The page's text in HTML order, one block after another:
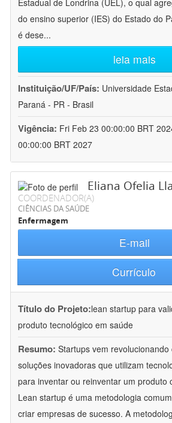
Estadual de Londrina (UEL), o qual
do ensino superior (IES) do Estado do
é dese...
leia mais
Instituição/UF/País: Universidade
Paraná - PR - Brasil
Vigência: Fri Feb 23 00:00:00 BRT
00:00:00 BRT 2027
Eliana Ofelia
COORDENADOR(A)
CIÊNCIAS DA SAÚDE
Enfermagem
E-mail
Currículo
Título do Projeto:lean startup para
produto tecnológico em saúde
Resumo: Startups vem
soluções inovadoras que utilizam
para inventar ou reinventar um produto
Lean startup é uma metodologia
criar empresas de sucesso. A